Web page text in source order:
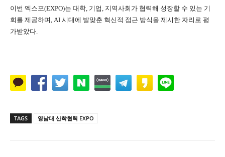
이번 엑스포(EXPO)는 대학, 기업, 지역사회가 협력해 성장할 수 있는 기
회를 제공하며, AI 시대에 발맞춘 혁신적 접근 방식을 제시한 자리로 평
가받았다.
TAGS 영남대 산학협력 EXPO